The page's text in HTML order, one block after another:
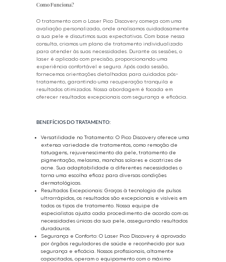
Como Funciona?
O tratamento com o Laser Pico Discovery começa com uma
avaliação personalizada, onde analisamos cuidadosamente
a sua pele e discutimos suas expectativas. Com base nessa
consulta, criamos um plano de tratamento individualizado
para atender às suas necessidades. Durante as sessões, o
laser é aplicado com precisão, proporcionando uma
experiência confortável e segura. Após cada sessão,
fornecemos orientações detalhadas para cuidados pós-
tratamento, garantindo uma recuperação tranquila e
resultados otimizados. Nossa abordagem é focada em
oferecer resultados excepcionais com segurança e eficácia.
BENEFÍCIOS DO TRATAMENTO:
Versatilidade no Tratamento: O Pico Discovery oferece uma
extensa variedade de tratamentos, como remoção de
tatuagens, rejuvenescimento da pele, tratamento de
pigmentação, melasma, manchas solares e cicatrizes de
acne. Sua adaptabilidade a diferentes necessidades o
torna uma escolha eficaz para diversas condições
dermatológicas.
Resultados Excepcionais: Graças à tecnologia de pulsos
ultrarrápidos, os resultados são excepcionais e visíveis em
todos os tipos de tratamento. Nossa equipe de
especialistas ajusta cada procedimento de acordo com as
necessidades únicas da sua pele, assegurando resultados
duradouros.
Segurança e Conforto: O Laser Pico Discovery é aprovado
por órgãos reguladores de saúde e reconhecido por sua
segurança e eficácia. Nossos profissionais, altamente
capacitados, operam o equipamento com o máximo